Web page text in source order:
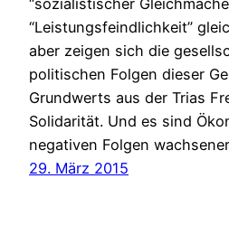
“Leistungsfeindlichkeit”
aber zeigen sich die
politischen Folgen dieser
Grundwerts aus der Trias
Solidarität. Und es sind
negativen Folgen
29. März 2015